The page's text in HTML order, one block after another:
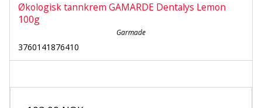
Økologisk tannkrem GAMARDE Dentalys Lemon
100g
Garmade
3760141876410